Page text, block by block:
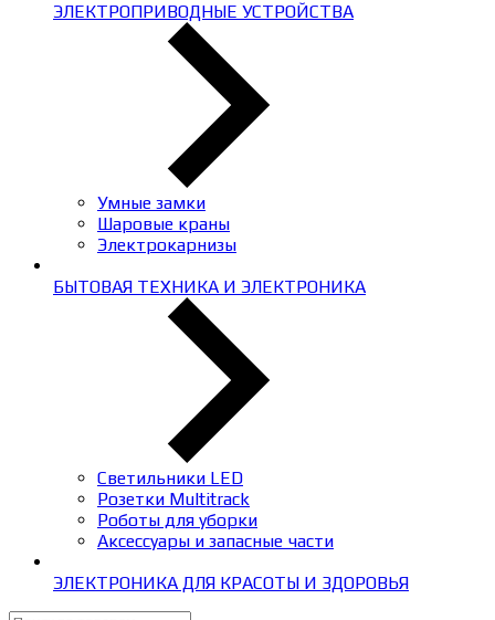
ЭЛЕКТРОПРИВОДНЫЕ УСТРОЙСТВА
Умные замки
Шаровые краны
Электрокарнизы
БЫТОВАЯ ТЕХНИКА И ЭЛЕКТРОНИКА
Светильники LED
Розетки Multitrack
Роботы для уборки
Аксессуары и запасные части
ЭЛЕКТРОНИКА ДЛЯ КРАСОТЫ И ЗДОРОВЬЯ